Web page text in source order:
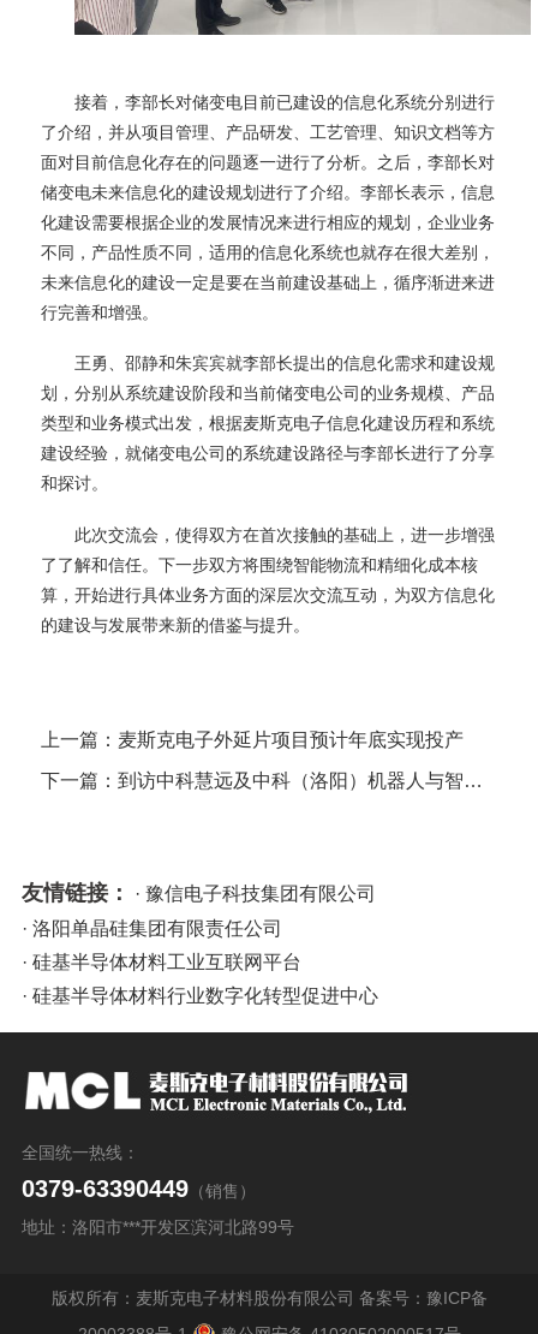
接着，李部长对储变电目前已建设的信息化系统分别进行
了介绍，并从项目管理、产品研发、工艺管理、知识文档等方
面对目前信息化存在的问题逐一进行了分析。之后，李部长对
储变电未来信息化的建设规划进行了介绍。李部长表示，信息
化建设需要根据企业的发展情况来进行相应的规划，企业业务
不同，产品性质不同，适用的信息化系统也就存在很大差别，
未来信息化的建设一定是要在当前建设基础上，循序渐进来进
行完善和增强。
王勇、邵静和朱宾宾就李部长提出的信息化需求和建设规
划，分别从系统建设阶段和当前储变电公司的业务规模、产品
类型和业务模式出发，根据麦斯克电子信息化建设历程和系统
建设经验， 就储变电公司的系统建设路径与李部长进行了分享
和探讨。
此次交流会，使得双方在首次接触的基础上，进一步增强
了了解和信任。 下一步双方将围绕智能物流和精细化成本核
算，开始进行具体业务方面的深层次交流互动，为双方信息化
的建设与发展带来新的借鉴与提升。
上一篇：麦斯克电子外延片项目预计年底实现投产
下一篇：到访中科慧远及中科（洛阳）机器人与智能装备研究院
友情链接：
· 豫信电子科技集团有限公司
· 洛阳单晶硅集团有限责任公司
· 硅基半导体材料工业互联网平台
· 硅基半导体材料行业数字化转型促进中心
全国统一热线：
0379-63390449（销售）
地址：洛阳市***开发区滨河北路99号
版权所有：麦斯克电子材料股份有限公司 备案号： 豫ICP备